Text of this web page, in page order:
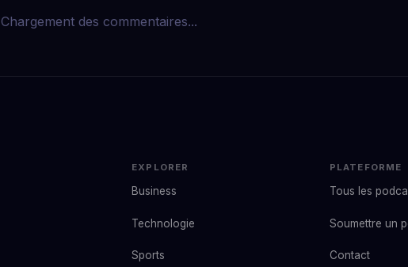
Chargement des commentaires...
EXPLORER
Business
Technologie
Sports
PLATEFORME
Tous les
Soumettre un
Contact